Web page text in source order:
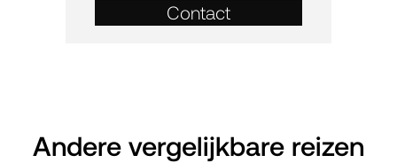
Contact
Andere vergelijkbare reizen